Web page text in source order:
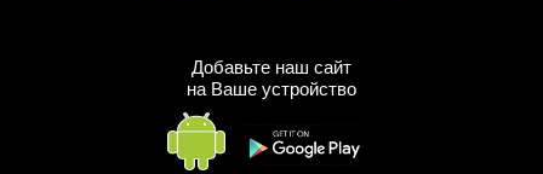
Добавьте наш сайт
на Ваше устройство